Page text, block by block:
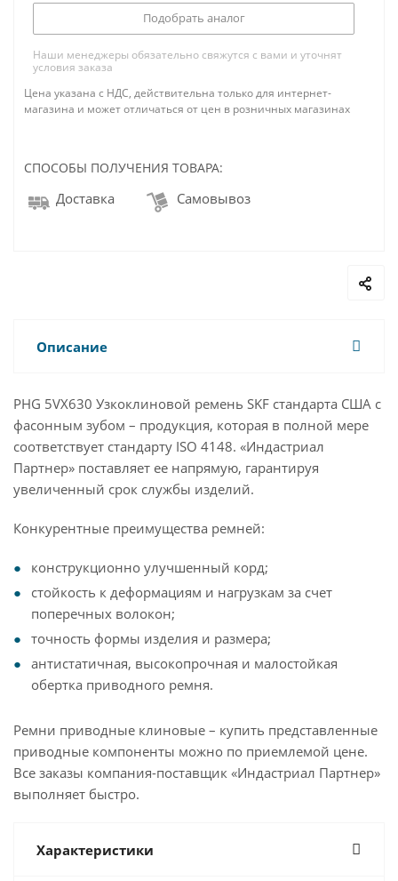
Подобрать аналог
Наши менеджеры обязательно свяжутся с вами и уточнят
условия заказа
Цена указана с НДС, действительна только для интернет-
магазина и может отличаться от цен в розничных магазинах
СПОСОБЫ ПОЛУЧЕНИЯ ТОВАРА:
Доставка Самовывоз
Описание
PHG 5VX630 Узкоклиновой ремень SKF стандарта США с
фасонным зубом – продукция, которая в полной мере
соответствует стандарту ISO 4148. «Индастриал
Партнер» поставляет ее напрямую, гарантируя
увеличенный срок службы изделий.
Конкурентные преимущества ремней:
конструкционно улучшенный корд;
стойкость к деформациям и нагрузкам за счет
поперечных волокон;
точность формы изделия и размера;
антистатичная, высокопрочная и малостойкая
обертка приводного ремня.
Ремни приводные клиновые – купить представленные
приводные компоненты можно по приемлемой цене.
Все заказы компания-поставщик «Индастриал Партнер»
выполняет быстро.
Характеристики